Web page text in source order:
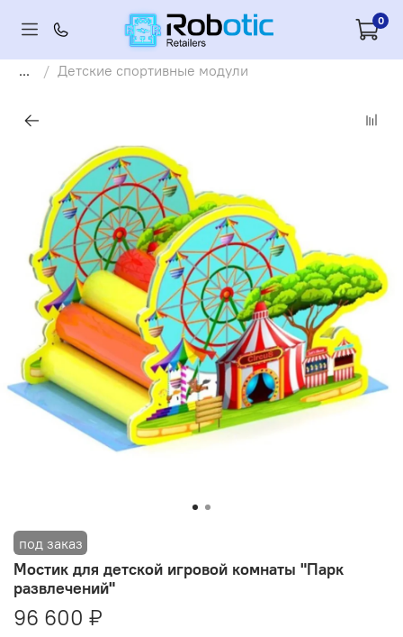
0
... Детские спортивные модули
Мостик для детской игровой комнаты "Парк
развлечений"
96 600 ₽